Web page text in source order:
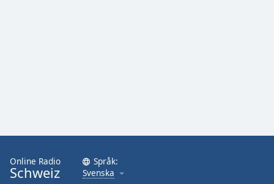
Online Radio
Schweiz
Språk:
Svenska